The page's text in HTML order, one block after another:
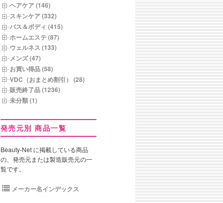
ヘアケア (146)
スキンケア (332)
バス＆ボディ (415)
ホームエステ (87)
ウェルネス (133)
メンズ (47)
お買い得品 (58)
VDC（おまとめ割引） (28)
販売終了品 (1236)
未分類 (1)
発売元別 商品一覧
Beauty-Net に掲載している商品
の、発売元または製造販売元の一
覧です。
メーカー名インデックス